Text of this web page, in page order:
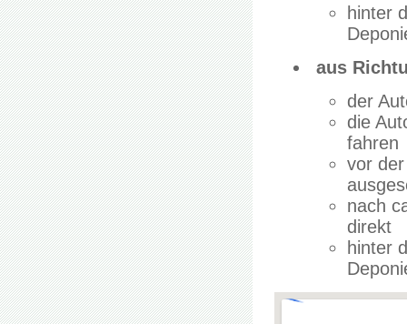
hinter
aus
der
die
fahren
vor
nach
direkt
hinter